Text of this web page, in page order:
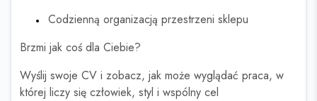
Codzienną organizacją przestrzeni sklepu
Brzmi jak coś dla Ciebie?
Wyślij swoje CV i zobacz, jak może wyglądać praca, w
której liczy się człowiek, styl i wspólny cel